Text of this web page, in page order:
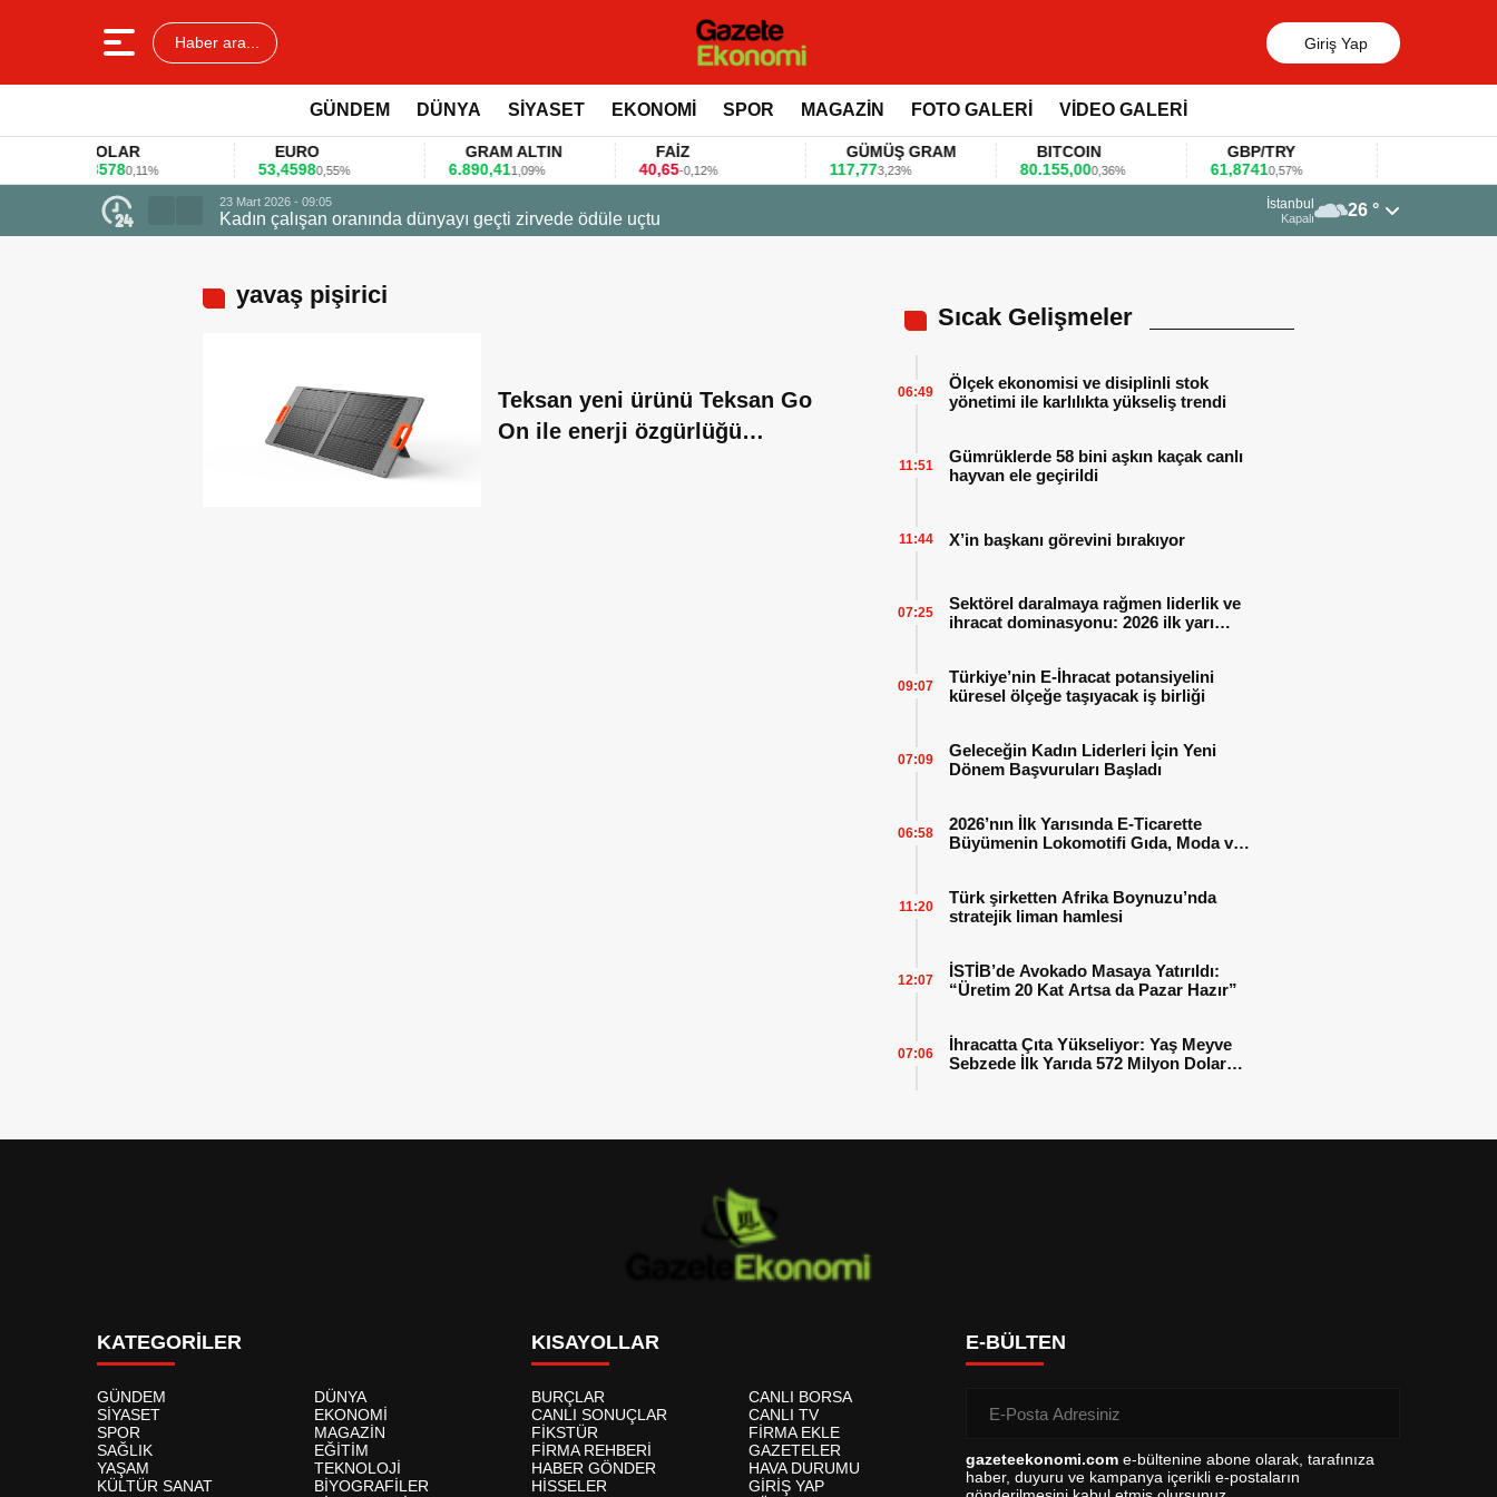
Haber ara... Giriş Yap
GÜNDEM DÜNYA SİYASET EKONOMİ SPOR MAGAZİN FOTO GALERİ VİDEO GALERİ
DOLAR
0,11%
EURO
53,45980,55%
GRAM ALTIN
6.890,411,09% -0,12%
GÜMÜŞ GRAM
117,773,23%
BITCOIN
80.155,000,36%
GBP/TRY
61,87410,57%
23 Mart 2026 - 09:05
Kadın çalışan oranında dünyayı geçti zirvede ödüle uçtu Firmalar gıda fuarlarını bu anket ile değerlendirdi
İstanbul
Kapalı 26 °
yavaş pişirici
Teksan yeni ürünü Teksan Go
On ile enerji özgürlüğü
Sıcak Gelişmeler
Ölçek ekonomisi ve disiplinli stok
yönetimi ile karlılıkta yükseliş trendi
06:49
Gümrüklerde 58 bini aşkın kaçak canlı
hayvan ele geçirildi
11:51
X’in başkanı görevini bırakıyor
11:44
Sektörel daralmaya rağmen liderlik ve
ihracat dominasyonu: 2026 ilk yarı
07:25
Türkiye’nin E-İhracat potansiyelini
küresel ölçeğe taşıyacak iş birliği
09:07
Geleceğin Kadın Liderleri İçin Yeni
Dönem Başvuruları Başladı
07:09
2026’nın İlk Yarısında E-Ticarette
Büyümenin Lokomotifi Gıda, Moda ve
06:58
Türk şirketten Afrika Boynuzu’nda
stratejik liman hamlesi
11:20
İSTİB’de Avokado Masaya Yatırıldı:
“Üretim 20 Kat Artsa da Pazar Hazır”
12:07
İhracatta Çıta Yükseliyor: Yaş Meyve
Sebzede İlk Yarıda 572 Milyon Dolar
07:06
KATEGORİLER
GÜNDEM
DÜNYA
SİYASET
EKONOMİ
SPOR
MAGAZİN
SAĞLIK
EĞİTİM
YAŞAM
TEKNOLOJİ
KÜLTÜR SANAT
BİYOGRAFİLER
KISAYOLLAR
BURÇLAR
CANLI BORSA
CANLI SONUÇLAR
CANLI TV
FİKSTÜR
FİRMA EKLE
FİRMA REHBERİ
GAZETELER
HABER GÖNDER
HAVA DURUMU
HİSSELER
GİRİŞ YAP
E-BÜLTEN
gazeteekonomi.com e-bültenine abone olarak, tarafınıza
haber, duyuru ve kampanya içerikli e-postaların